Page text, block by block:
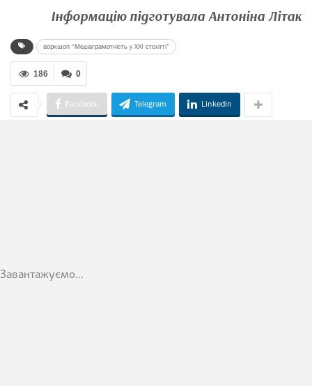
Інформацію підготувала Антоніна Літак
воркшоп “Медіаграмотність у XXI столітті”
0
186
Facebook Telegram Linkedin
Завантажуємо...